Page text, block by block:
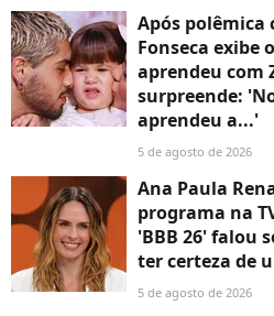
Após polêmica
Fonseca exibe
aprendeu com
surpreende:
aprendeu a...'
5 de agosto de 2026
Ana Paula
programa na
'BBB 26' falou
ter certeza de
5 de agosto de 2026